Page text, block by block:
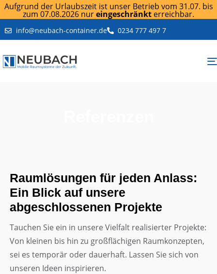
Aufgrund der Urlaubszeit ist unser Betrieb vom 31.07. bis
zum 07.08.2026 nureingeschränkt erreichbar.
info@neubach-container.de 0234 777 497 7
Raumlösungen für jeden Anlass:
Ein Blick auf unsere
abgeschlossenen Projekte
Tauchen Sie ein in unsere Vielfalt realisierter Projekte:
Von kleinen bis hin zu großflächigen Raumkonzepten,
sei es temporär oder dauerhaft. Lassen Sie sich von
unseren Ideen inspirieren.